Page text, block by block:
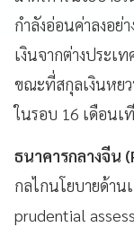
กำลังอ่อนค่าลงอ
เงินจากต่างประเ
ขณะที่สกุลเงินหย
ในรอบ 16 เดือนเ
ธนาคารกลางจีน
กลไกนโยบายด้าน
prudential